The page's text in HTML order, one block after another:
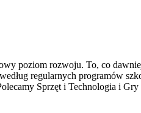
poziom rozwoju. To, co
regularnych programów
Sprzęt i Technologia i